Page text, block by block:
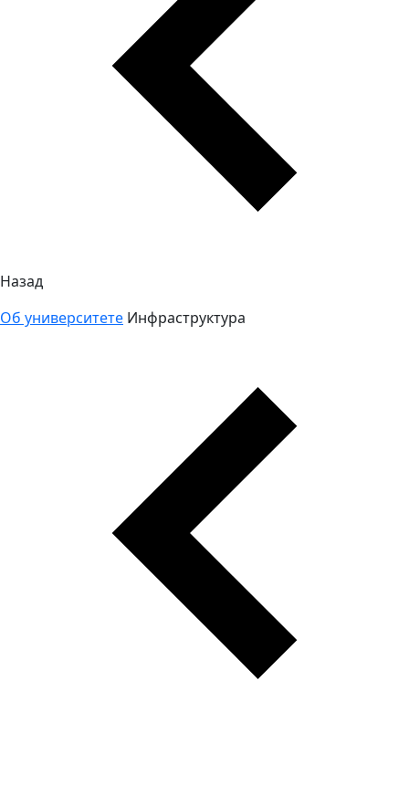
Назад
Об университете Инфраструктура